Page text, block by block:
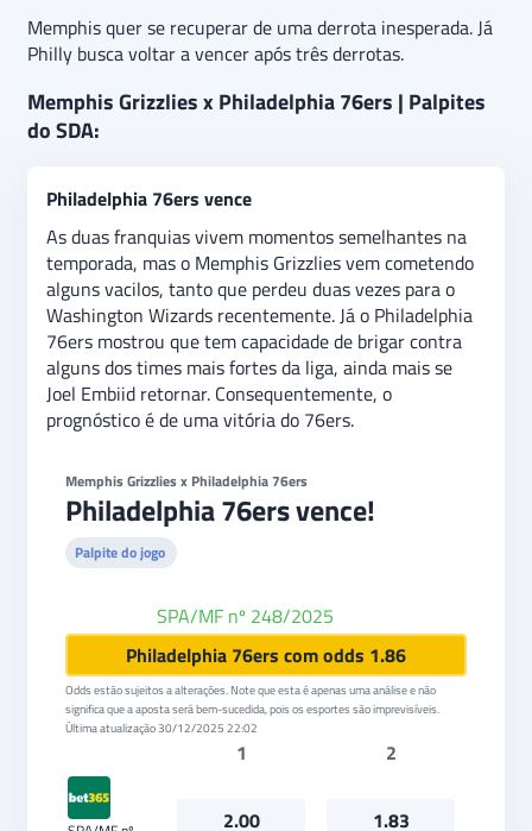
Memphis quer se recuperar de uma derrota inesperada. Já
Philly busca voltar a vencer após três derrotas.
Memphis Grizzlies x Philadelphia 76ers | Palpites
do SDA:
Philadelphia 76ers vence
As duas franquias vivem momentos semelhantes na
temporada, mas o Memphis Grizzlies vem cometendo
alguns vacilos, tanto que perdeu duas vezes para o
Washington Wizards recentemente. Já o Philadelphia
76ers mostrou que tem capacidade de brigar contra
alguns dos times mais fortes da liga, ainda mais se
Joel Embiid retornar. Consequentemente, o
prognóstico é de uma vitória do 76ers.
Memphis Grizzlies x Philadelphia 76ers
Philadelphia 76ers vence!
Palpite do jogo
SPA/MF nº 248/2025
Philadelphia 76ers com odds 1.86
Odds estão sujeitos a alterações. Note que esta é apenas uma análise e não
significa que a aposta será bem-sucedida, pois os esportes são imprevisíveis.
Última atualização30/12/2025 22:02
1 2
2.00 1.83